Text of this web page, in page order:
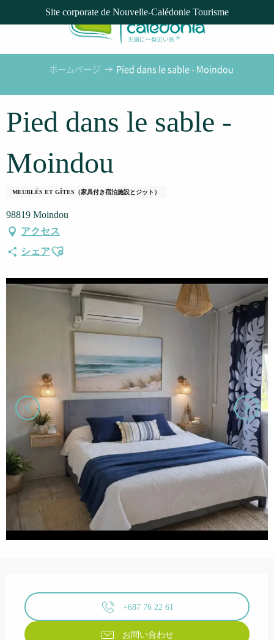
Site corporate de Nouvelle-Calédonie Tourisme
ホームページ Pied dans le sable - Moindou
Pied dans le sable -
Moindou
MEUBLÉS ET GÎTES（家具付き宿泊施設とジット）
98819 Moindou
アクセス
シェアAjouter aux favoris
+687 76 22 61
お問い合わせ